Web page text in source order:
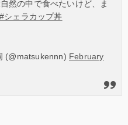
然の中で食べたいけど、ま
#シェラカップ丼
(@matsukennn) February